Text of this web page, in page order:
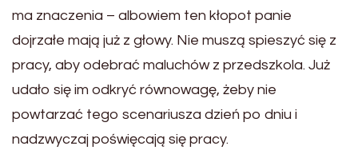
ma znaczenia – albowiem ten kłopot panie
dojrzałe mają już z głowy. Nie muszą spieszyć się z
pracy, aby odebrać maluchów z przedszkola. Już
udało się im odkryć równowagę, żeby nie
powtarzać tego scenariusza dzień po dniu i
nadzwyczaj poświęcają się pracy.